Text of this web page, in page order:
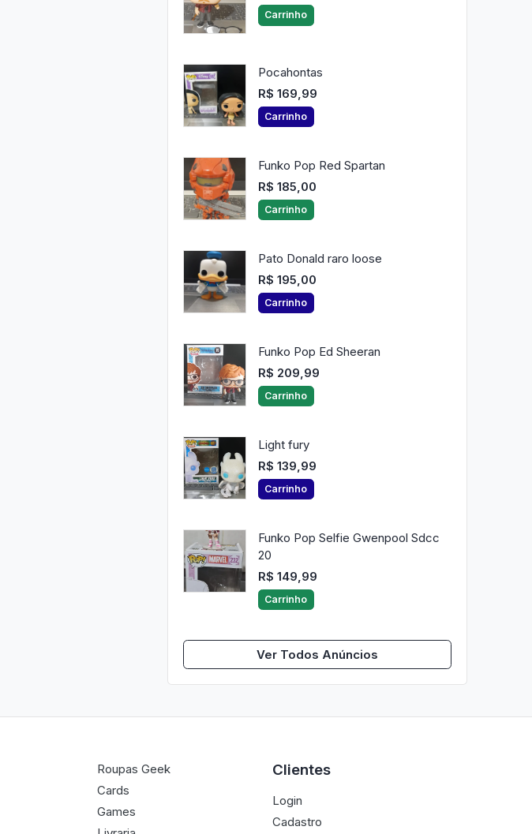
Carrinho
Pocahontas
R$ 169,99
Carrinho
Funko Pop Red Spartan
R$ 185,00
Carrinho
Pato Donald raro loose
R$ 195,00
Carrinho
Funko Pop Ed Sheeran
R$ 209,99
Carrinho
Light fury
R$ 139,99
Carrinho
Funko Pop Selfie Gwenpool Sdcc
20
R$ 149,99
Carrinho
Ver Todos Anúncios
Roupas Geek
Cards
Games
Clientes
Login
Cadastro